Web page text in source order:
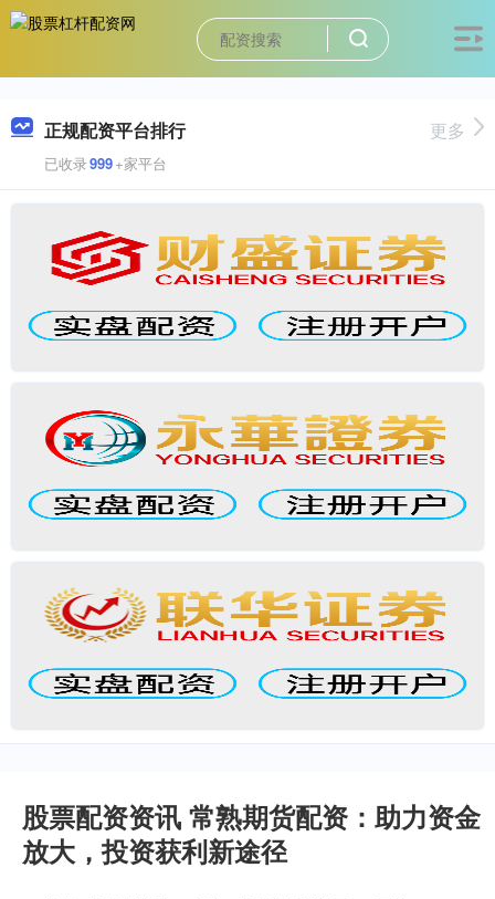
正规配资平台排行
已收录999+家平台
更多
股票配资资讯 常熟期货配资：助力资金
放大，投资获利新途径